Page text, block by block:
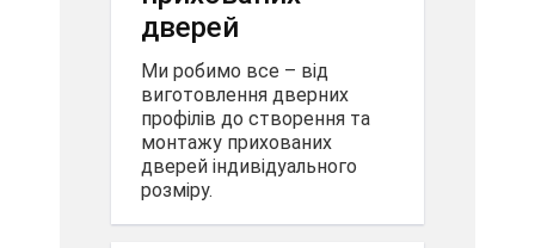
дверей
Ми робимо все – від
виготовлення дверних
профілів до створення та
монтажу прихованих
дверей індивідуального
розміру.